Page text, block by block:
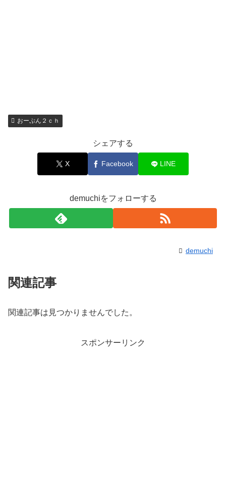
おーぷん２ｃｈ
シェアする
X Facebook LINE
demuchiをフォローする
demuchi
関連記事
関連記事は見つかりませんでした。
スポンサーリンク